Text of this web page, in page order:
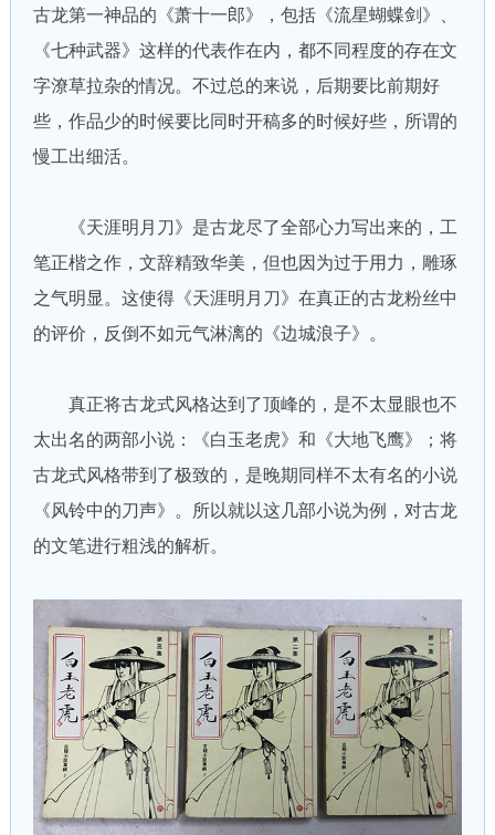
古龙第一神品的《萧十一郎》，包括《流星蝴蝶剑》、
《七种武器》这样的代表作在内，都不同程度的存在文
字潦草拉杂的情况。不过总的来说，后期要比前期好
些，作品少的时候要比同时开稿多的时候好些，所谓的
慢工出细活。
《天涯明月刀》是古龙尽了全部心力写出来的，工
笔正楷之作，文辞精致华美，但也因为过于用力，雕琢
之气明显。这使得《天涯明月刀》在真正的古龙粉丝中
的评价，反倒不如元气淋漓的《边城浪子》。
真正将古龙式风格达到了顶峰的，是不太显眼也不
太出名的两部小说：《白玉老虎》和《大地飞鹰》；将
古龙式风格带到了极致的，是晚期同样不太有名的小说
《风铃中的刀声》。所以就以这几部小说为例，对古龙
的文笔进行粗浅的解析。